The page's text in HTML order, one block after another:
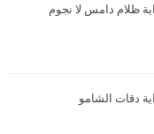
ظلام دامس لا نجوم
دقات الشامو